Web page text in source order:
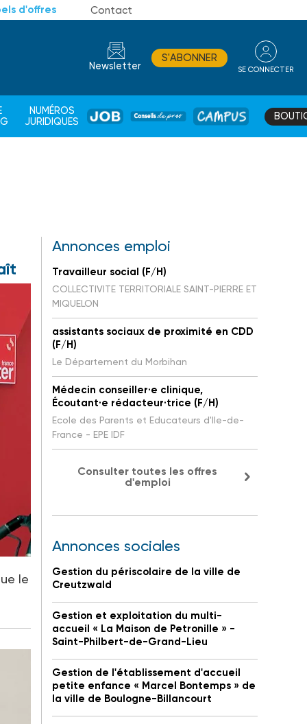
d'offres Contact
Newsletter
S'ABONNER
SE CONNECTER
NUMÉROS
JURIDIQUES
JOB
DE
CAMPUS
le
Annonces emploi
Travailleur social (F/H)
COLLECTIVITE TERRITORIALE SAINT-PIERRE ET
MIQUELON
assistants sociaux de proximité en CDD
(F/H)
Le Département du Morbihan
Médecin conseiller·e clinique,
Écoutant·e rédacteur·trice (F/H)
Ecole des Parents et Educateurs d'Ile-de-
France - EPE IDF
Consulter toutes les offres
d'emploi
Annonces sociales
Gestion du périscolaire de la ville de
Creutzwald
Gestion et exploitation du multi-
accueil « La Maison de Petronille » -
Saint-Philbert-de-Grand-Lieu
Gestion de l'établissement d'accueil
petite enfance « Marcel Bontemps » de
la ville de Boulogne-Billancourt